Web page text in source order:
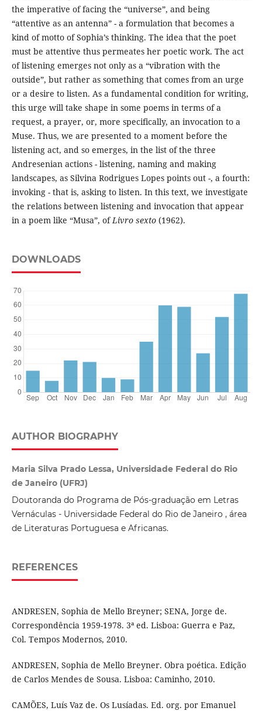
the imperative of facing the “universe”, and being
“attentive as an antenna” - a formulation that becomes a
kind of motto of Sophia’s thinking. The idea that the poet
must be attentive thus permeates her poetic work. The act
of listening emerges not only as a “vibration with the
outside”, but rather as something that comes from an urge
or a desire to listen. As a fundamental condition for writing,
this urge will take shape in some poems in terms of a
request, a prayer, or, more specifically, an invocation to a
Muse. Thus, we are presented to a moment before the
listening act, and so emerges, in the list of the three
Andresenian actions - listening, naming and making
landscapes, as Silvina Rodrigues Lopes points out -, a fourth:
invoking - that is, asking to listen. In this text, we investigate
the relations between listening and invocation that appear
in a poem like “Musa”, ofLivro sexto(1962).
DOWNLOADS
AUTHOR BIOGRAPHY
Maria Silva Prado Lessa, Universidade Federal do Rio
de Janeiro (UFRJ)
Doutoranda do Programa de Pós-graduação em Letras
Vernáculas - Universidade Federal do Rio de Janeiro , área
de Literaturas Portuguesa e Africanas.
REFERENCES
ANDRESEN, Sophia de Mello Breyner; SENA, Jorge de.
Correspondência 1959-1978. 3ª ed. Lisboa: Guerra e Paz,
Col. Tempos Modernos, 2010.
ANDRESEN, Sophia de Mello Breyner. Obra poética. Edição
de Carlos Mendes de Sousa. Lisboa: Caminho, 2010.
CAMÕES, Luís Vaz de. Os Lusíadas. Ed. org. por Emanuel